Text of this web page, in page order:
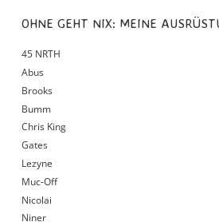
OHNE GEHT NIX: MEINE
45 NRTH
Abus
Brooks
Bumm
Chris King
Gates
Lezyne
Muc-Off
Nicolai
Niner